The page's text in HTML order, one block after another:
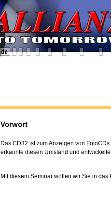
Vorwort
Das CD32 ist zum Anzeigen von
erkannte diesen Umstand und
Mit diesem Seminar wollen wir Sie in